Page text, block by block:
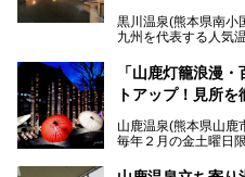
黒川温泉(熊本県南小
九州を代表する人気
す。
中でも「耕きち(こう
り一度廃業しました
温泉ファンに注目さ
「山鹿灯籠浪漫
トアップ！見所を
山鹿温泉(熊本県山鹿
毎年２月の金土曜日
ます。和傘や竹、ろ